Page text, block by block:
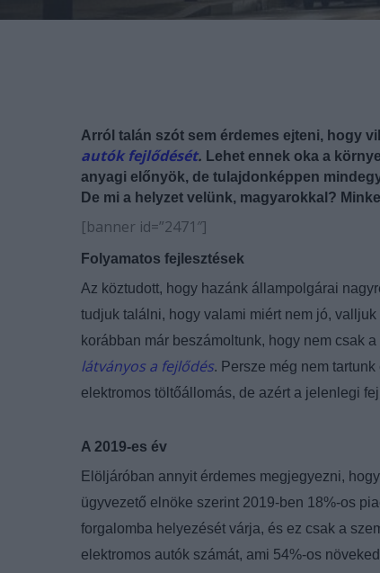
Arról talán szót sem érdemes ejteni, hogy
autók fejlődését. Lehet ennek oka a
anyagi előnyök, de tulajdonképpen
De mi a helyzet velünk, magyarokkal?
[banner id=”2471″]
Folyamatos fejlesztések
Az köztudott, hogy hazánk állampolgárai
tudjuk találni, hogy valami miért nem jó,
korábban már beszámoltunk, hogy nem csak
látványos a fejlődés. Persze még nem tartunk
elektromos töltőállomás, de azért a jelenlegi
A 2019-es év
Elöljáróban annyit érdemes megjegyezni,
ügyvezető elnöke szerint 2019-ben 18%-os
forgalomba helyezését várja, és ez csak a
elektromos autók számát, ami 54%-os